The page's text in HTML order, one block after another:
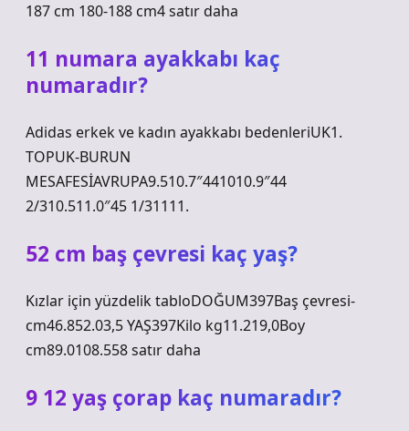
187 cm 180-188 cm4 satır daha
11 numara ayakkabı kaç
numaradır?
Adidas erkek ve kadın ayakkabı bedenleriUK1.
TOPUK-BURUN
MESAFESİAVRUPA9.510.7″441010.9″44
2/310.511.0″45 1/31111.
52 cm baş çevresi kaç yaş?
Kızlar için yüzdelik tabloDOĞUM397Baş çevresi-
cm46.852.03,5 YAŞ397Kilo kg11.219,0Boy
cm89.0108.558 satır daha
9 12 yaş çorap kaç numaradır?